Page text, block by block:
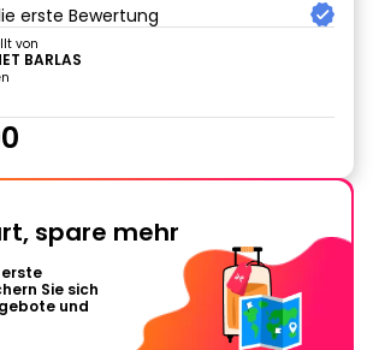
erste Bewertung
von
BARLAS
spare mehr
erste
Sie sich
und